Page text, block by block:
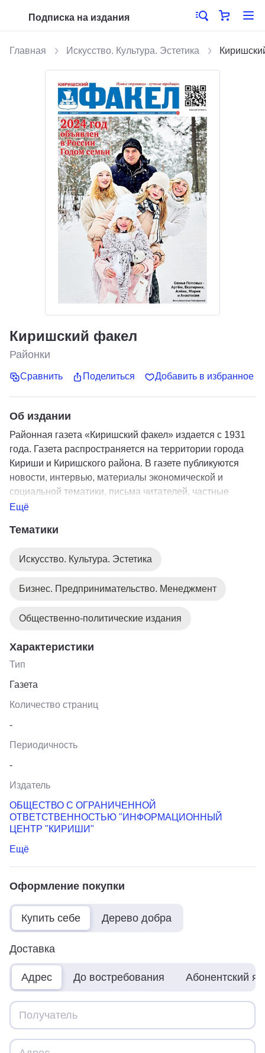
Подписка на издания
Главная Искусство. Культура. Эстетика
Киришский факел
Районки
Сравнить Поделиться Добавить в избранное
Об издании
Районная газета «Киришский факел» издается с 1931
года. Газета распространяется на территории города
Кириши и Киришского района. В газете публикуются
новости, интервью, материалы экономической и
социальной тематики, письма читателей, частные
объявления, реклама, а также официальные
Ещё
Тематики
Искусство. Культура. Эстетика
Бизнес. Предпринимательство. Менеджмент
Общественно-политические издания
Характеристики
Тип
Газета
Количество страниц
-
Периодичность
-
Издатель
ОБЩЕСТВО С ОГРАНИЧЕННОЙ
ОТВЕТСТВЕННОСТЬЮ "ИНФОРМАЦИОННЫЙ
ЦЕНТР "КИРИШИ"
Ещё
Оформление покупки
Купить себе Дерево добра
Доставка
Адрес До востребования Абонентский